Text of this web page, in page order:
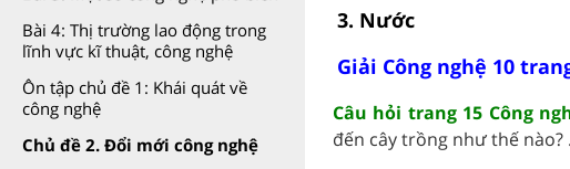
Bài 4: Thị trường lao động trong
lĩnh vực kĩ thuật, công nghệ
Ôn tập chủ đề 1: Khái quát về
công nghệ
Chủ đề 2. Đổi mới công nghệ
3. Nước
Giải Công nghệ 10
Câu hỏi trang 15 Công
đến cây trồng như thế nào?